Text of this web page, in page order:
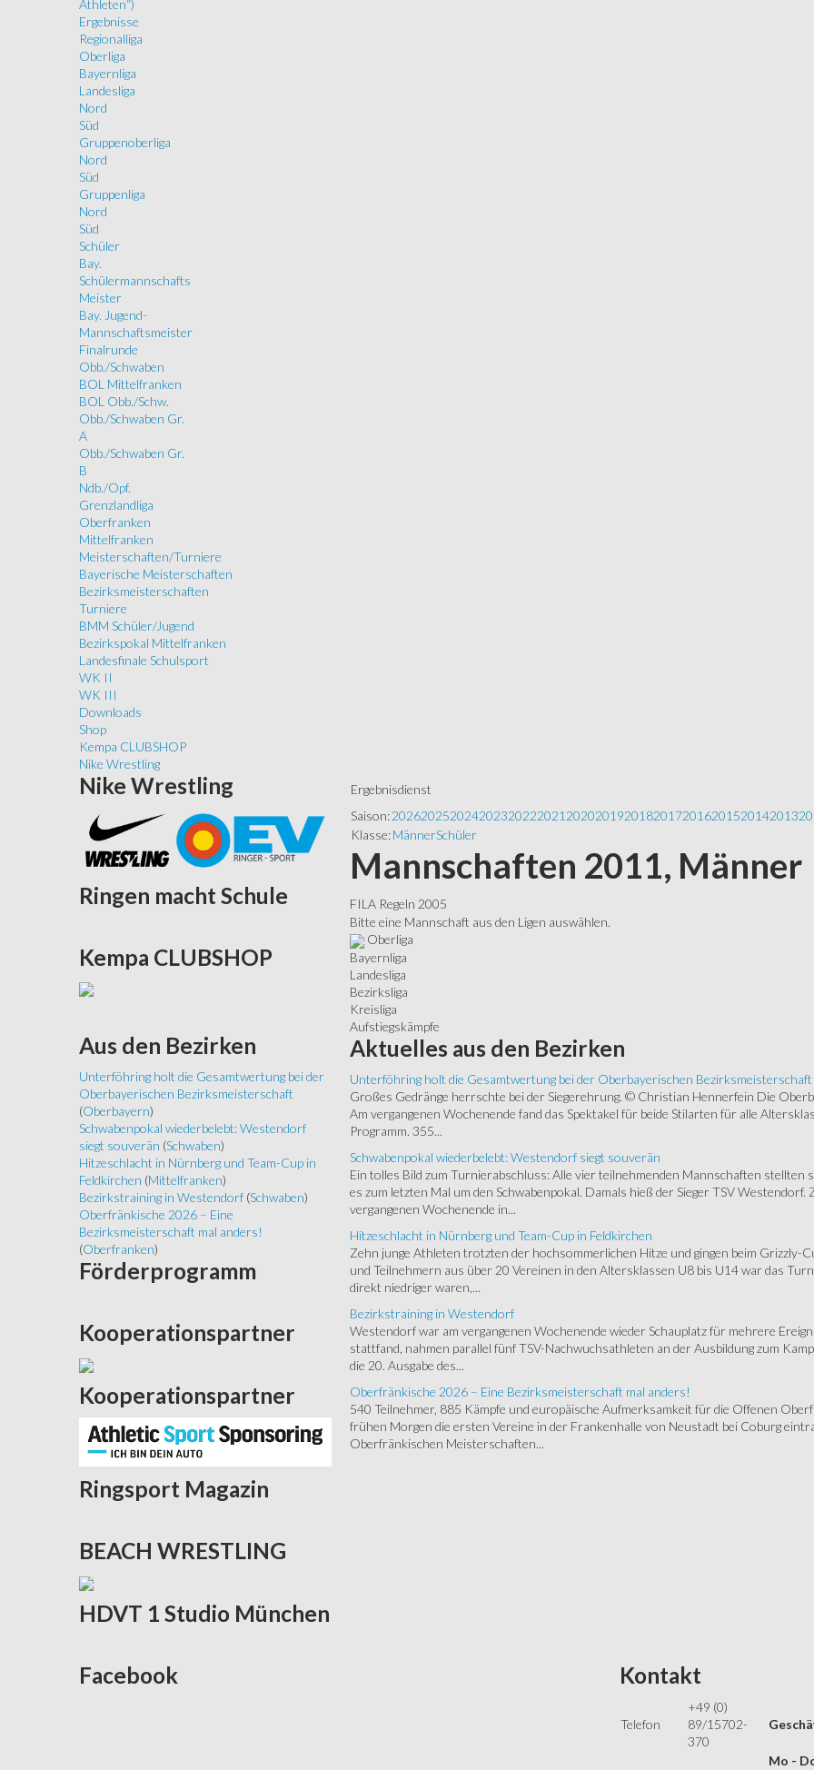
Athleten“)
Ergebnisse
Regionalliga
Oberliga
Bayernliga
Landesliga
Nord
Süd
Gruppenoberliga
Nord
Süd
Gruppenliga
Nord
Süd
Schüler
Bay.
Schülermannschafts
Meister
Bay. Jugend-
Mannschaftsmeister
Finalrunde
Obb./Schwaben
BOL Mittelfranken
BOL Obb./Schw.
Obb./Schwaben Gr.
A
Obb./Schwaben Gr.
B
Ndb./Opf.
Grenzlandliga
Oberfranken
Mittelfranken
Meisterschaften/Turniere
Bayerische Meisterschaften
Bezirksmeisterschaften
Turniere
BMM Schüler/Jugend
Bezirkspokal Mittelfranken
Landesfinale Schulsport
WK II
WK III
Downloads
Shop
Kempa CLUBSHOP
Nike Wrestling
Ergebnisdienst
Saison: 202620252024202320222021 20202019201820172016201520142013
Klasse: MännerSchüler
Mannschaften 2011, Männer
FILA Regeln 2005
Bitte eine Mannschaft aus den Ligen auswählen.
Oberliga
Bayernliga
Landesliga
Bezirksliga
Kreisliga
Aufstiegskämpfe
Aktuelles aus den Bezirken
Unterföhring holt die Gesamtwertung bei der Oberbayerischen Bezirksmeisterschaft
Großes Gedränge herrschte bei der Siegerehrung. © Christian Hennerfein Die
Am vergangenen Wochenende fand das Spektakel für beide Stilarten für alle
Programm. 355...
Schwabenpokal wiederbelebt: Westendorf siegt souverän
Ein tolles Bild zum Turnierabschluss: Alle vier teilnehmenden Mannschaften stellten
es zum letzten Mal um den Schwabenpokal. Damals hieß der Sieger TSV
vergangenen Wochenende in...
Hitzeschlacht in Nürnberg und Team-Cup in Feldkirchen
Zehn junge Athleten trotzten der hochsommerlichen Hitze und gingen beim Grizzly-
und Teilnehmern aus über 20 Vereinen in den Altersklassen U8 bis U14 war das
direkt niedriger waren,...
Bezirkstraining in Westendorf
Westendorf war am vergangenen Wochenende wieder Schauplatz für mehrere
stattfand, nahmen parallel fünf TSV-Nachwuchsathleten an der Ausbildung zum
die 20. Ausgabe des...
Oberfränkische 2026 – Eine Bezirksmeisterschaft mal anders!
540 Teilnehmer, 885 Kämpfe und europäische Aufmerksamkeit für die Offenen
frühen Morgen die ersten Vereine in der Frankenhalle von Neustadt bei Coburg
Oberfränkischen Meisterschaften...
Nike Wrestling
Ringen macht Schule
Kempa CLUBSHOP
Aus den Bezirken
Unterföhring holt die Gesamtwertung bei der
Oberbayerischen Bezirksmeisterschaft
(Oberbayern)
Schwabenpokal wiederbelebt: Westendorf
siegt souverän (Schwaben)
Hitzeschlacht in Nürnberg und Team-Cup in
Feldkirchen (Mittelfranken)
Bezirkstraining in Westendorf (Schwaben)
Oberfränkische 2026 – Eine
Bezirksmeisterschaft mal anders!
(Oberfranken)
Förderprogramm
Kooperationspartner
Kooperationspartner
Ringsport Magazin
BEACH WRESTLING
HDVT 1 Studio München
Facebook Kontakt
Telefon
+49 (0)
89/15702-
370
Mo -